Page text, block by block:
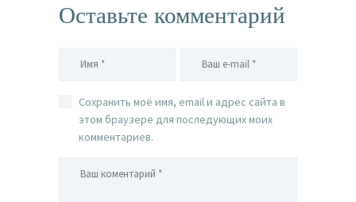
Оставьте комментарий
Сохранить моё имя, email и адрес сайта в
этом браузере для последующих моих
комментариев.